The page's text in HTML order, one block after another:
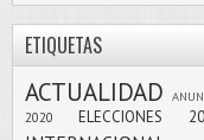
ETIQUETAS
ACTUALIDAD
2020
ELECCIONES